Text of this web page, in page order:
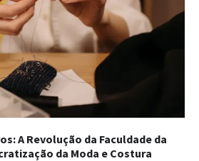
A Revolução da Faculdade da
da Moda e Costura